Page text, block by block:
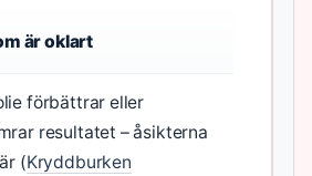
är oklart
förbättrar eller
resultatet – åsikterna
(Kryddburken